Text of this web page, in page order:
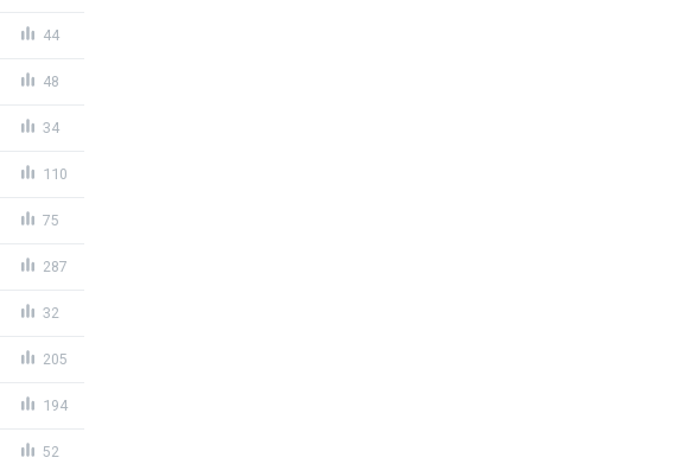
44
48
34
110
75
287
32
205
194
52